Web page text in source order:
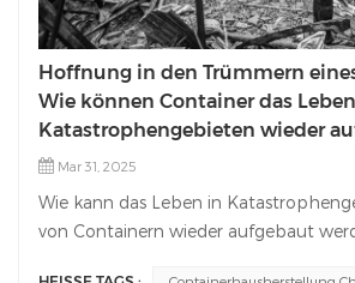
Hoffnung in den Trümmern
Wie können Container das
Katastrophengebieten wieder
Mar 31, 2025
Wie kann das Leben in
von Containern wieder aufgebaut